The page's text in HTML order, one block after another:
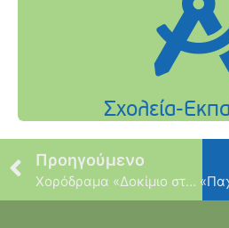
Προηγούμενο
Χορόδραμα «Δοκίμιο στην Αντιγόνη»